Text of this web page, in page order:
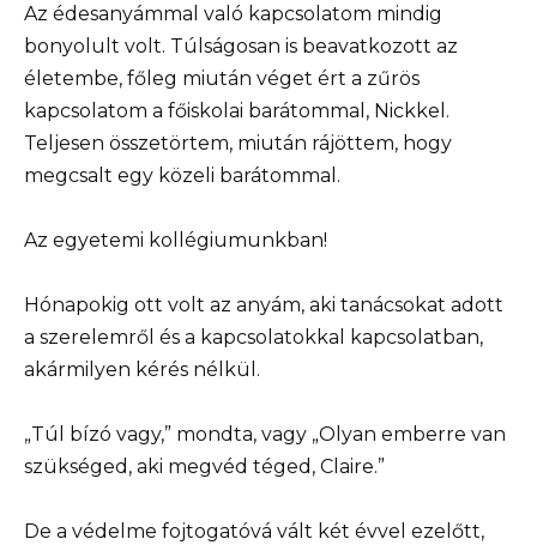
Az édesanyámmal való kapcsolatom mindig
bonyolult volt. Túlságosan is beavatkozott az
életembe, főleg miután véget ért a zűrös
kapcsolatom a főiskolai barátommal, Nickkel.
Teljesen összetörtem, miután rájöttem, hogy
megcsalt egy közeli barátommal.
Az egyetemi kollégiumunkban!
Hónapokig ott volt az anyám, aki tanácsokat adott
a szerelemről és a kapcsolatokkal kapcsolatban,
akármilyen kérés nélkül.
„Túl bízó vagy,” mondta, vagy „Olyan emberre van
szükséged, aki megvéd téged, Claire.”
De a védelme fojtogatóvá vált két évvel ezelőtt,